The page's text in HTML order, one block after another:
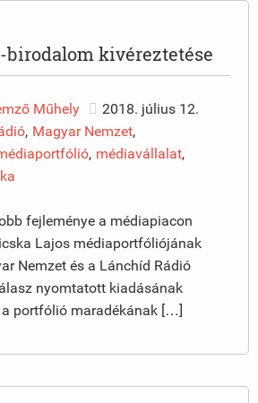
kivéreztetése
Műhely
2018. július 12.
, Magyar Nemzet,
, médiavállalat,
fejleménye a médiapiacon
Lajos médiaportfóliójának
Nemzet és a Lánchíd Rádió
nyomtatott kiadásának
a portfólió maradékának […]